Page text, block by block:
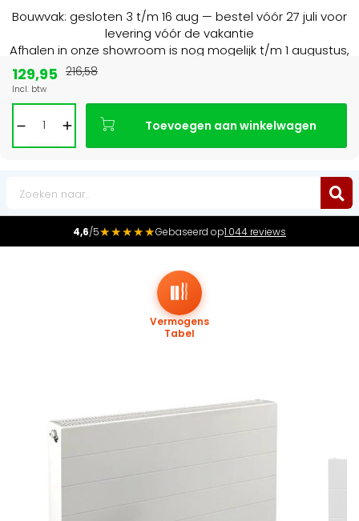
Bouwvak: gesloten 3 t/m 16 aug — bestel vóór 27 juli voor
levering vóór de vakantie
Afhalen in onze showroom is nog mogelijk t/m 1 augustus,
4,6/5★★★★★Gebaseerd op1.044 reviews
Vermogens
Tabel
129,95
Incl. btw
216,58
Toevoegen aan winkelwagen